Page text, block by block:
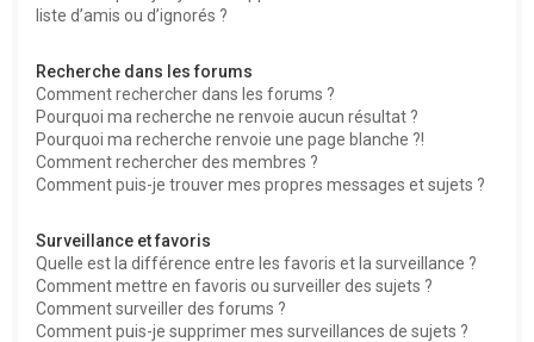
liste d’amis ou d’ignorés ?
Recherche dans les forums
Comment rechercher dans les forums ?
Pourquoi ma recherche ne renvoie aucun résultat ?
Pourquoi ma recherche renvoie une page blanche ?!
Comment rechercher des membres ?
Comment puis-je trouver mes propres messages et sujets ?
Surveillance et favoris
Quelle est la différence entre les favoris et la surveillance ?
Comment mettre en favoris ou surveiller des sujets ?
Comment surveiller des forums ?
Comment puis-je supprimer mes surveillances de sujets ?